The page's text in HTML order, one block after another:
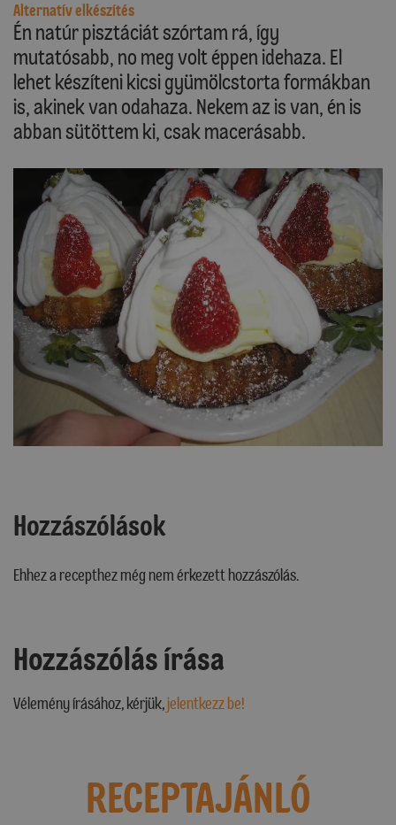
Alternatív elkészítés
Én natúr pisztáciát szórtam rá, így
mutatósabb, no meg volt éppen idehaza. El
lehet készíteni kicsi gyümölcstorta formákban
is, akinek van odahaza. Nekem az is van, én is
abban sütöttem ki, csak macerásabb.
Hozzászólások
Ehhez a recepthez még nem érkezett hozzászólás.
Hozzászólás írása
Vélemény írásához, kérjük,jelentkezz be!
RECEPTAJÁNLÓ